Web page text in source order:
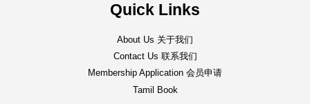
Quick Links
About Us 关于我们
Contact Us 联系我们
Membership Application 会员申请
Tamil Book